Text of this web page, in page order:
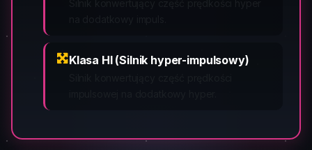
Klasa HI (Silnik hyper-impulsowy)